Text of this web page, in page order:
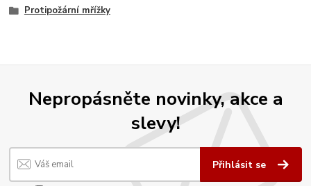
Protipožární mřížky
Nepropásněte novinky, akce a
slevy!
Přihlásit se